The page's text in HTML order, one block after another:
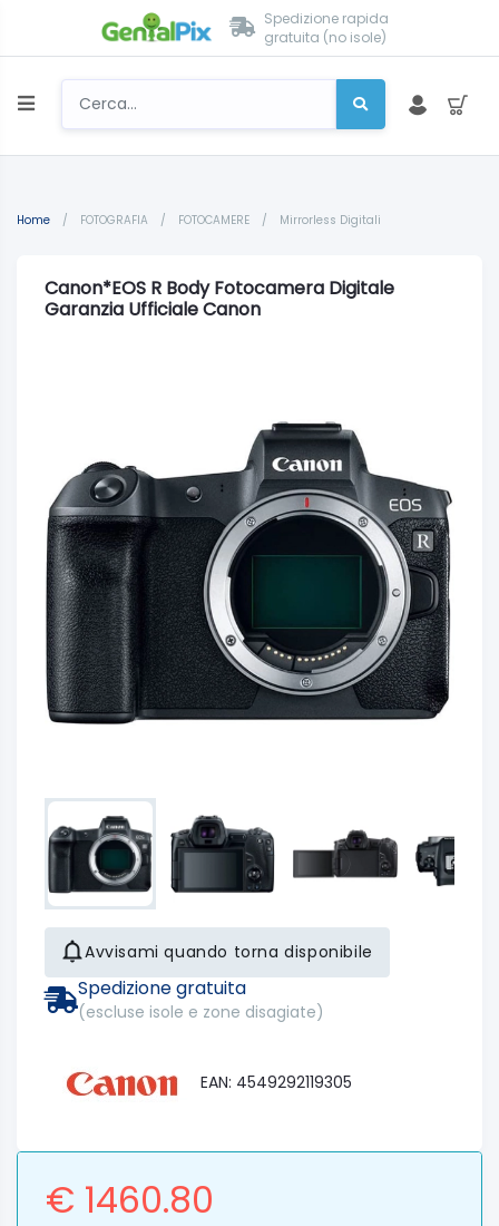
Spedizione rapida
gratuita (no isole)
Home / FOTOGRAFIA / FOTOCAMERE / Mirrorless Digitali
Canon*EOS R Body Fotocamera Digitale
Garanzia Ufficiale Canon
Avvisami quando torna disponibile
Spedizione gratuita
(escluse isole e zone disagiate)
EAN: 4549292119305
€ 1460.80